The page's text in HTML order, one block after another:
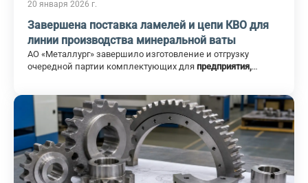
20 января 2026 г.
Завершена поставка ламелей и цепи КВО для
линии производства минеральной ваты
АО «Металлург» завершило изготовление и отгрузку
очередной партии комплектующих для предприятия,
Поставленная продукция предназначена для
эксплуатации в составе камеры волокноосаждения и
ламельных конвейеров линии минеральной ваты.